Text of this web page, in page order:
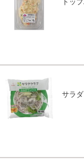
サラ